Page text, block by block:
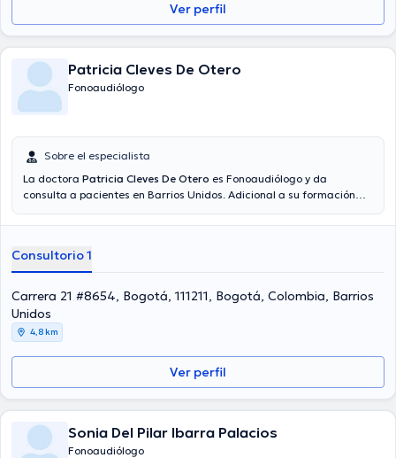
Ver perfil
Patricia Cleves De Otero
Fonoaudiólogo
Sobre el especialista
La doctora Patricia Cleves De Otero es Fonoaudiólogo y da
consulta a pacientes en Barrios Unidos. Adicional a su formación
en su área de especialidad. La profesional de la salud tiene varios
manera, ella se ha desempeñado como miembro de diversas
asociaciones médicas. Patricia Cleves De Otero ha colaborado en
considerables conferencias con la finalidad de tener una formación
continua en su disciplina de especialización y ha anunciado
numerosos artículos. Para finalizar, la profesional de la salud puede
hablar en Español.
Consultorio 1
Carrera 21 #8654, Bogotá, 111211, Bogotá, Colombia, Barrios
Unidos
4,8 km
Ver perfil
Sonia Del Pilar Ibarra Palacios
Fonoaudiólogo